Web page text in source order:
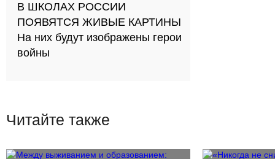
В ШКОЛАХ РОССИИ
ПОЯВЯТСЯ ЖИВЫЕ КАРТИНЫ
На них будут изображены герои
войны
Читайте также